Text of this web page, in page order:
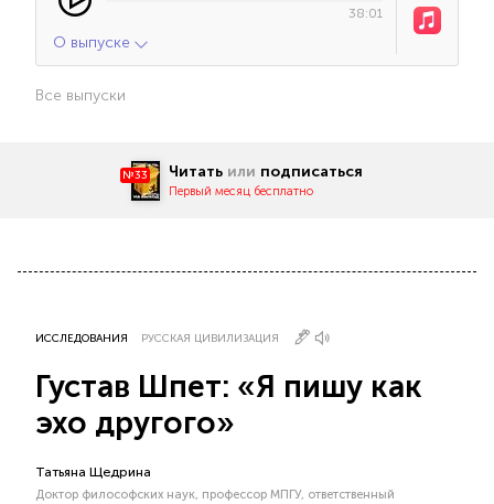
38:01
О выпуске
Все выпуски
№33 Читать или подписаться
Первый месяц бесплатно
ИССЛЕДОВАНИЯ РУССКАЯ ЦИВИЛИЗАЦИЯ
Густав Шпет: «Я пишу как
эхо другого»
Татьяна Щедрина
Доктор философских наук, профессор МПГУ, ответственный